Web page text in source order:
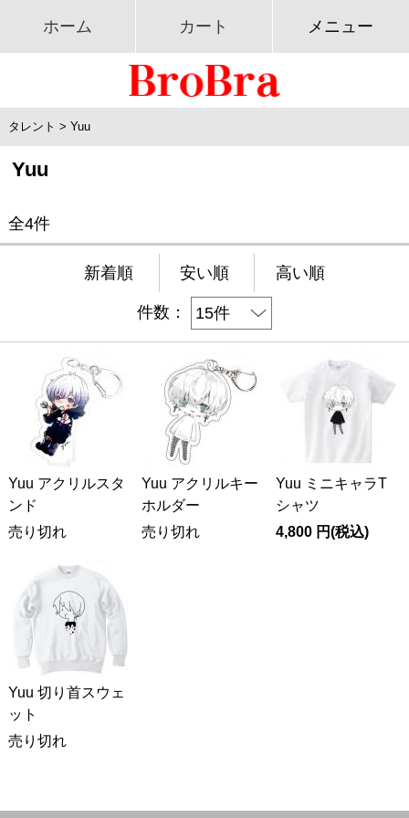
ホーム カート メニュー
タレント > Yuu
Yuu
全4件
新着順 安い順 高い順
件数：
Yuu アクリルスタ
ンド
売り切れ
Yuu アクリルキー
ホルダー
売り切れ
Yuu ミニキャラT
シャツ
4,800円(税込)
Yuu 切り首スウェ
ット
売り切れ